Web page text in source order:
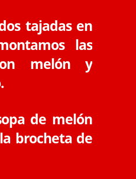
tajadas en
las
melón y
de melón
brocheta de